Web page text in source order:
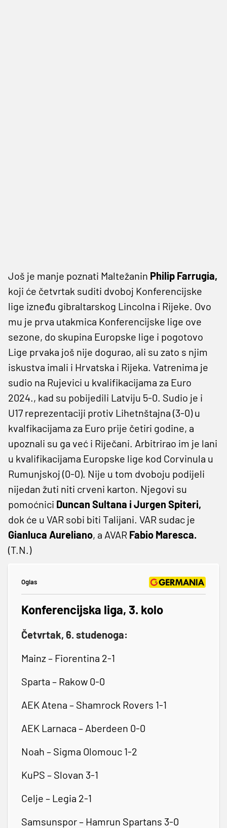
Još je manje poznati Maltežanin Philip Farrugia,
koji će četvrtak suditi dvoboj Konferencijske
lige izneđu gibraltarskog Lincolna i Rijeke. Ovo
mu je prva utakmica Konferencijske lige ove
sezone, do skupina Europske lige i pogotovo
Lige prvaka još nije dogurao, ali su zato s njim
iskustva imali i Hrvatska i Rijeka. Vatrenima je
sudio na Rujevici u kvalifikacijama za Euro
2024., kad su pobijedili Latviju 5-0. Sudio je i
U17 reprezentaciji protiv Lihetnštajna (3-0) u
kvalfikacijama za Euro prije četiri godine, a
upoznali su ga već i Riječani. Arbitrirao im je lani
u kvalifikacijama Europske lige kod Corvinula u
Rumunjskoj (0-0). Nije u tom dvoboju podijeli
nijedan žuti niti crveni karton. Njegovi su
pomoćnici Duncan Sultana i Jurgen Spiteri,
dok će u VAR sobi biti Talijani. VAR sudac je
Gianluca Aureliano, a AVAR Fabio Maresca.
(T.N.)
Oglas
Konferencijska liga, 3. kolo
Četvrtak, 6. studenoga:
Mainz – Fiorentina 2-1
Sparta – Rakow 0-0
AEK Atena – Shamrock Rovers 1-1
AEK Larnaca – Aberdeen 0-0
Noah – Sigma Olomouc 1-2
KuPS – Slovan 3-1
Celje – Legia 2-1
Samsunspor – Hamrun Spartans 3-0